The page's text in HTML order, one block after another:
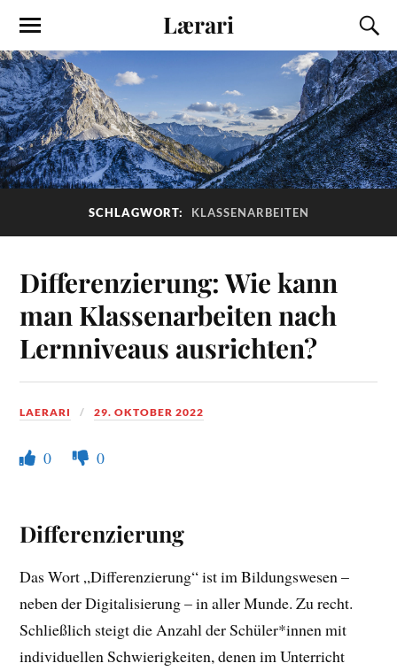
Lærari
SCHLAGWORT: KLASSENARBEITEN
Differenzierung: Wie kann
man Klassenarbeiten nach
Lernniveaus ausrichten?
LAERARI 29. OKTOBER 2022
0 0
Differenzierung
Das Wort „Differenzierung“ ist im Bildungswesen –
neben der Digitalisierung – in aller Munde. Zu recht.
Schließlich steigt die Anzahl der Schüler*innen mit
individuellen Schwierigkeiten, denen im Unterricht